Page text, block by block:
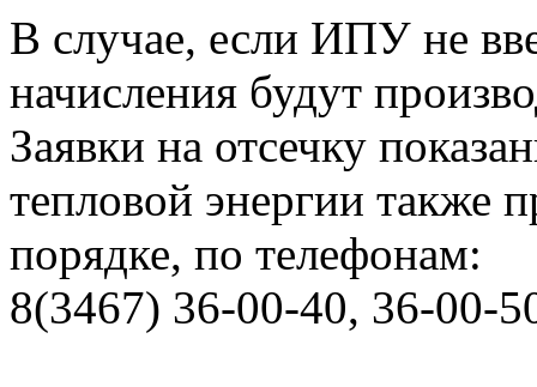
В случае, если ИПУ не
начисления будут
Заявки на отсечку
тепловой энергии также
порядке, по телефонам:
8(3467) 36-00-40, 36-00-